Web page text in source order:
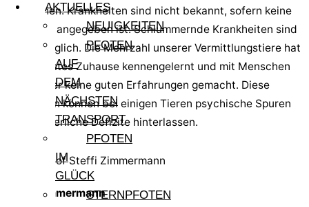
AKTUELLES
NEUIGKEITEN
PFOTEN
AUF
DEM
NÄCHSTEN
TRANSPORT
PFOTEN
IM
GLÜCK
STERNPFOTEN
abweichen. Krankheiten sind nicht bekannt, sofern keine
Krankheit angegeben ist. Schlummernde Krankheiten sind
immer möglich. Die Mehrzahl unserer Vermittlungstiere hat
nie ein festes Zuhause kennengelernt und mit Menschen
wenig oder keine guten Erfahrungen gemacht. Diese
Prägungen können bei einigen Tieren psychische Spuren
oder körperliche Defizite hinterlassen.
Steffi Zimmermann